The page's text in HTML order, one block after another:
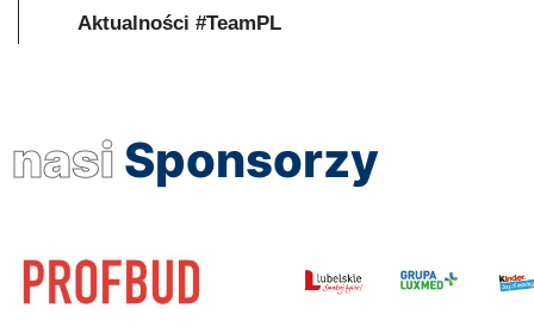
Aktualności #TeamPL
nasi Sponsorzy